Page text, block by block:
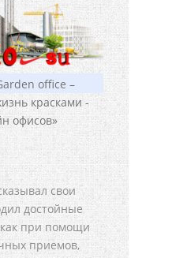
свои
достойные
при помощи
приемов,